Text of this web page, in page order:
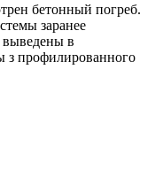
бетонный погреб.
заранее
в
з профилированного